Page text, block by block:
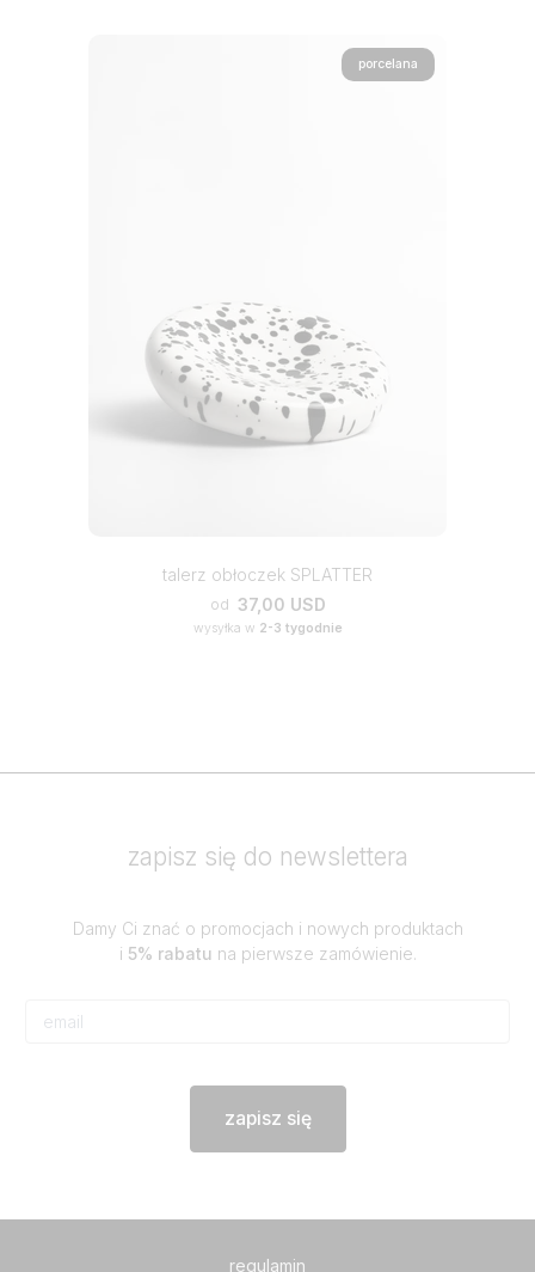
porcelana
talerz obłoczek SPLATTER
od 37,00 USD
wysyłka w 2-3 tygodnie
zapisz się do newslettera
Damy Ci znać o promocjach i nowych produktach
i 5% rabatu na pierwsze zamówienie.
zapisz się
regulamin